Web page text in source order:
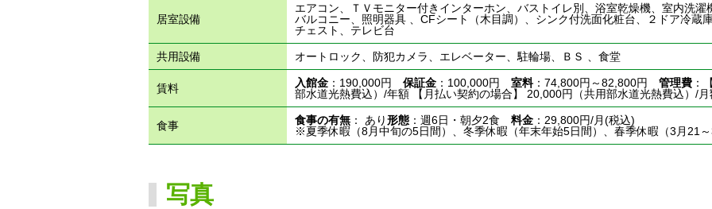
居室設備
エアコン、ＴＶモニター付きインターホン、バストイレ別、浴室乾燥機、室内洗濯
バルコニー、照明器具 、CFシート（木目調）、シンク付洗面化粧台、２ドア冷蔵
チェスト、テレビ台
共用設備 オートロック、防犯カメラ、エレベーター、駐輪場、ＢＳ 、食堂
賃料 入館金：190,000円 保証金：100,000円 室料：74,800円～82,800円 管理費：
部水道光熱費込）/年額 【月払い契約の場合】 20,000円（共用部水道光熱費込）/月
食事 食事の有無： あり形態：週6日・朝夕2食 料金：29,800円/月(税込)
※夏季休暇（8月中旬の5日間）、冬季休暇（年末年始5日間）、春季休暇（3月21
写真